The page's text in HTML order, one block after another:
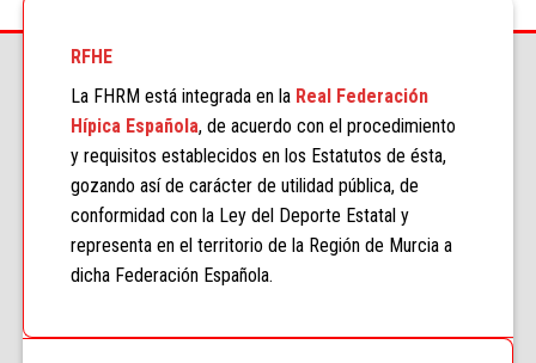
RFHE
La FHRM está integrada en la Real Federación
Hípica Española, de acuerdo con el procedimiento
y requisitos establecidos en los Estatutos de ésta,
gozando así de carácter de utilidad pública, de
conformidad con la Ley del Deporte Estatal y
representa en el territorio de la Región de Murcia a
dicha Federación Española.